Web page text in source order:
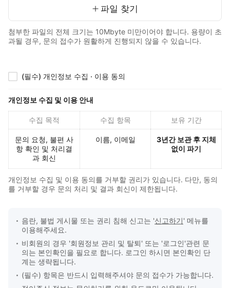
파일 찾기
첨부한 파일의 전체 크기는 10Mbyte 미만이어야 합니다. 용량이 초
과될 경우, 문의 접수가 원활하게 진행되지 않을 수 있습니다.
(필수) 개인정보 수집 · 이용 동의
개인정보 수집 및 이용 안내
수집 목적 수집 항목 보유 기간
문의 요청, 불편 사
항 확인 및 처리결
과 회신
이름, 이메일
3년간 보관 후 지체
없이 파기
개인정보 수집 및 이용 동의를 거부할 권리가 있습니다. 다만, 동의
를 거부할 경우 문의 처리 및 결과 회신이 제한됩니다.
음란, 불법 게시물 또는 권리 침해 신고는 '신고하기' 메뉴를
이용해주세요.
비회원의 경우 '회원정보 관리 및 탈퇴' 또는 '로그인'관련 문
의는 본인확인을 필요로 합니다. 로그인 하시면 본인확인 단
계는 생략됩니다.
(필수) 항목은 반드시 입력해주셔야 문의 접수가 가능합니다.